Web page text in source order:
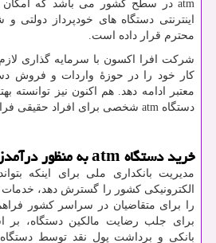
atm در سطح کشور می باشد که
اینترنتی دستگاه های خودپرداز دولتی
محترم قرار داده است.
شرکت افرا اکسون با سرمایه گذاری
کار خود را در حوزۀ واردات و فروش
معتبر ادامه دهد. هم اکنون نیز توانسته
دستگاه atm شخصی برای افراد حقیقی
خرید دستگاهatmبه منظور
مدیریت بانکداری ملی برای اینکه
الکترونیکی کشور را گسترش دهد، خدمات
را برای متقاضیان در سراسر کشور
برای جلب رضایت مالکین دستگاه،
بانکی و برداشت پول نقد توسط